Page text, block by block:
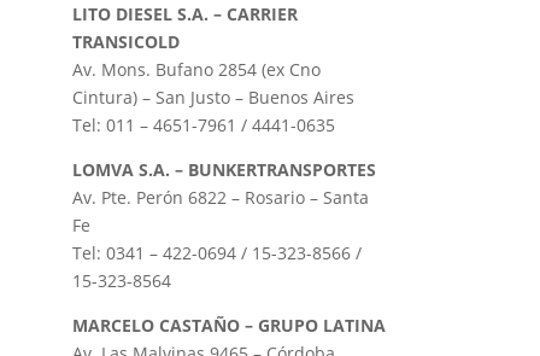
LITO DIESEL S.A. – CARRIER
TRANSICOLD
Av. Mons. Bufano 2854 (ex Cno
Cintura) – San Justo – Buenos Aires
Tel: 011 – 4651-7961 / 4441-0635
LOMVA S.A. – BUNKERTRANSPORTES
Av. Pte. Perón 6822 – Rosario – Santa
Fe
Tel: 0341 – 422-0694 / 15-323-8566 /
15-323-8564
MARCELO CASTAÑO – GRUPO LATINA